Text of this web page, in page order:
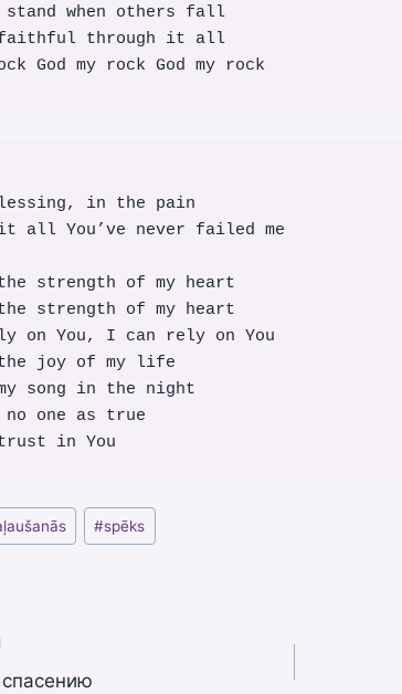
when others fall
faithful through it all
God my rock God my rock
in the pain
it all You’ve never failed me
strength of my heart
strength of my heart
on You, I can rely on You
the joy of my life
song in the night
one as true
in You
#spēks